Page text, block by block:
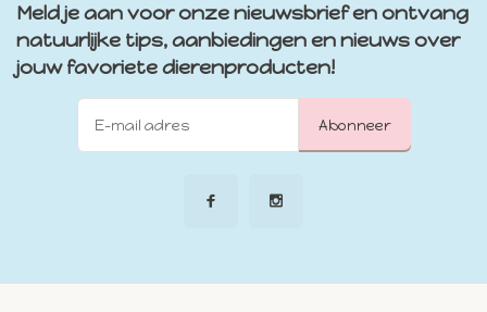
Meld je aan voor onze nieuwsbrief en ontvang
natuurlijke tips, aanbiedingen en nieuws over
jouw favoriete dierenproducten!
Abonneer